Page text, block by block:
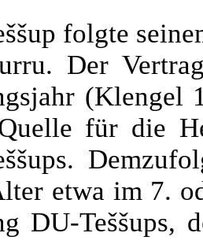
folgte
Der
(Klengel
für die
etwa im 7.
DU-Teššups,